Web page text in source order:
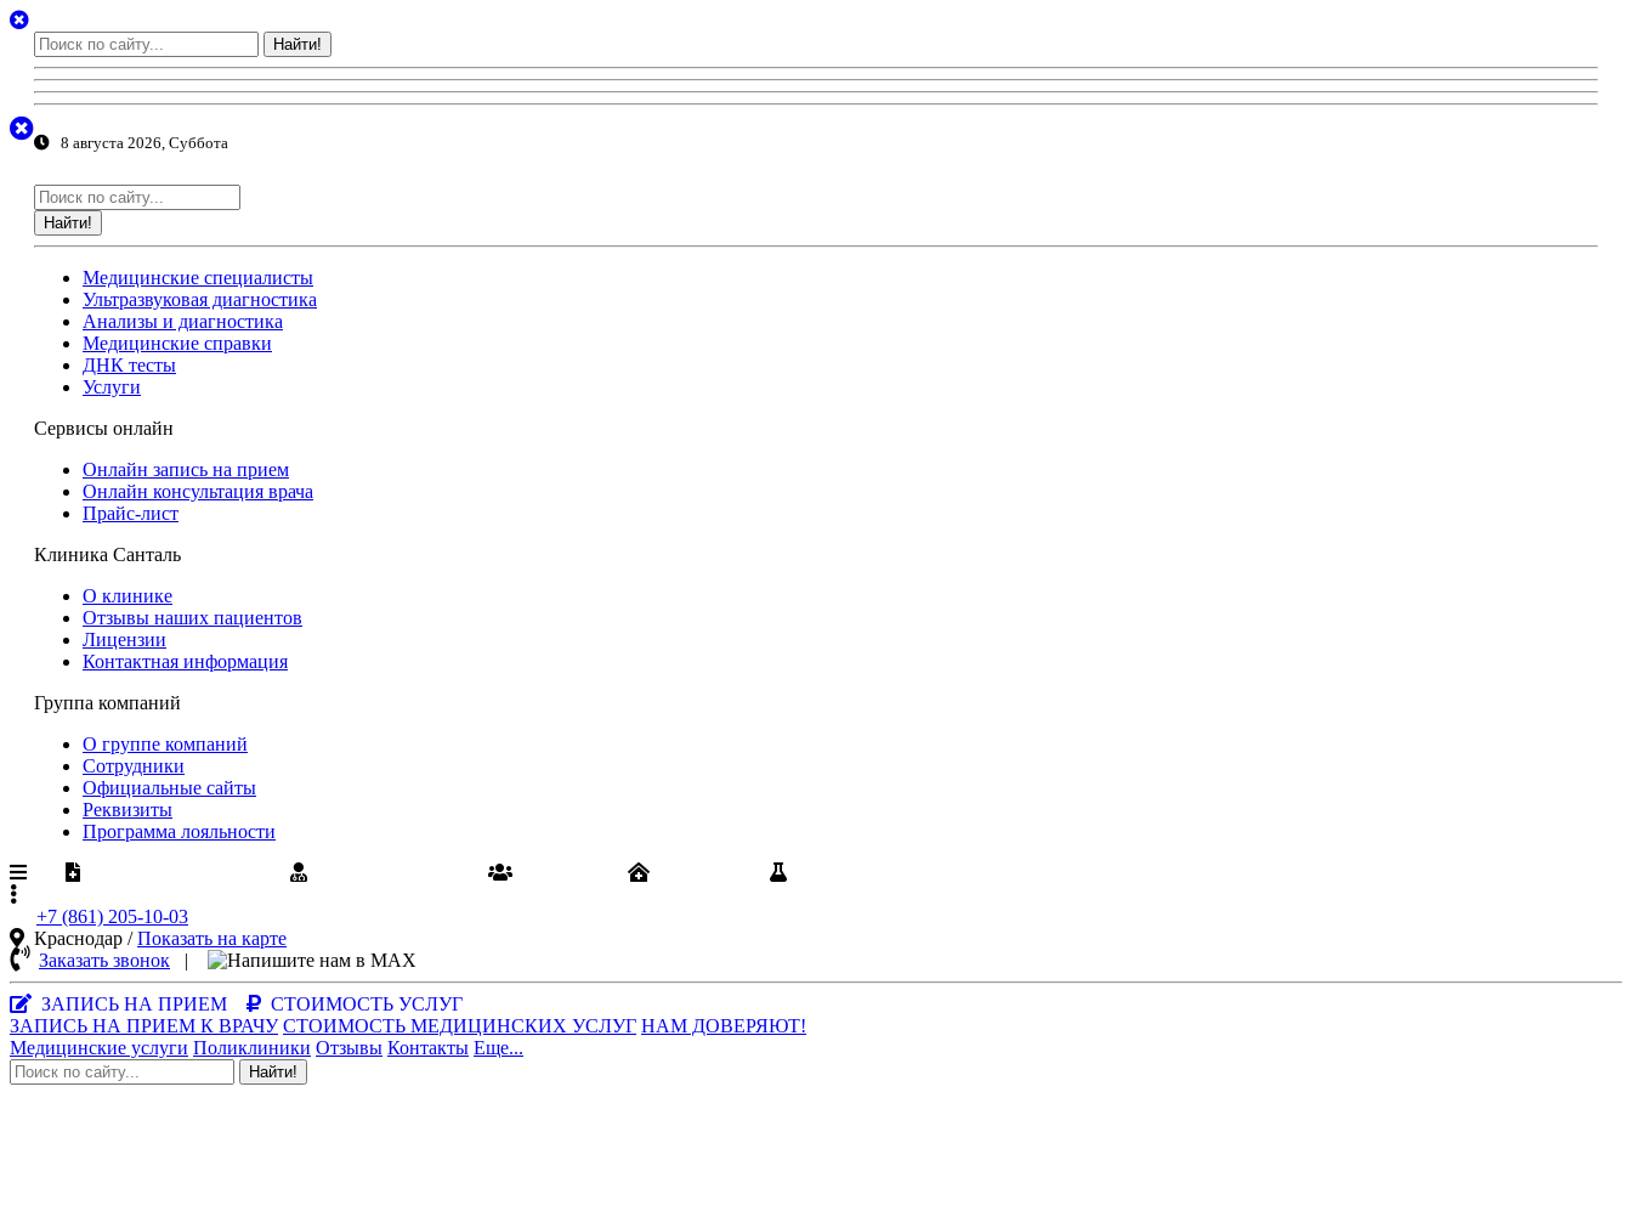
Найти!
8 августа 2026, Суббота
Найти!
Медицинские специалисты
Ультразвуковая диагностика
Анализы и диагностика
Медицинские справки
ДНК тесты
Услуги
Сервисы онлайн
Онлайн запись на прием
Онлайн консультация врача
Прайс-лист
Клиника Санталь
О клинике
Отзывы наших пациентов
Лицензии
Контактная информация
Группа компаний
О группе компаний
Сотрудники
Официальные сайты
Реквизиты
Программа лояльности
+7 (861) 205-10-03
Краснодар /Показать на карте
Заказать звонок |
ЗАПИСЬ НА ПРИЕМ
СТОИМОСТЬ УСЛУГ
ЗАПИСЬ НА ПРИЕМ К ВРАЧУ СТОИМОСТЬ МЕДИЦИНСКИХ УСЛУГ НАМ ДОВЕРЯЮТ!
Медицинские услуги Поликлиники Отзывы Контакты Еще...
Найти!